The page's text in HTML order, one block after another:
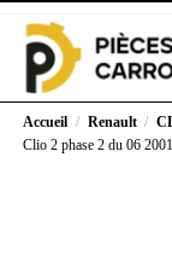
Accueil Renault
Clio 2 phase 2 du 06